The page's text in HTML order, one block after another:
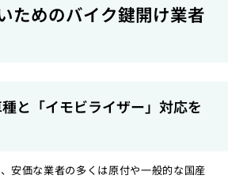
ためのバイク鍵開け業者
と「イモビライザー」対応を
安価な業者の多くは原付や一般的な国産